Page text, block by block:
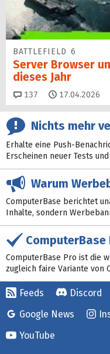
BATTLEFIELD 6
Server Browser
dieses Jahr
137 Kommentare
17.04.2026
Nichts mehr
Erhalte eine Push-
Erscheinen neuer Tests
Warum
ComputerBase berichtet
Inhalte, sondern
ComputerBase
ComputerBase Pro ist die
zugleich faire Variante von
Feeds Discord
Google News
YouTube